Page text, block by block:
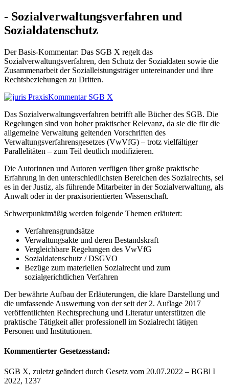
- Sozialverwaltungsverfahren und
Sozialdatenschutz
Der Basis-Kommentar: Das SGB X regelt das
Sozialverwaltungsverfahren, den Schutz der Sozialdaten sowie die
Zusammenarbeit der Sozialleistungsträger untereinander und ihre
Rechtsbeziehungen zu Dritten.
Das Sozialverwaltungsverfahren betrifft alle Bücher des SGB. Die
Regelungen sind von hoher praktischer Relevanz, da sie die für die
allgemeine Verwaltung geltenden Vorschriften des
Verwaltungsverfahrensgesetzes (VwVfG) – trotz vielfältiger
Parallelitäten – zum Teil deutlich modifizieren.
Die Autorinnen und Autoren verfügen über große praktische
Erfahrung in den unterschiedlichsten Bereichen des Sozialrechts, sei
es in der Justiz, als führende Mitarbeiter in der Sozialverwaltung, als
Anwalt oder in der praxisorientierten Wissenschaft.
Schwerpunktmäßig werden folgende Themen erläutert:
Verfahrensgrundsätze
Verwaltungsakte und deren Bestandskraft
Vergleichbare Regelungen des VwVfG
Sozialdatenschutz / DSGVO
Bezüge zum materiellen Sozialrecht und zum
sozialgerichtlichen Verfahren
Der bewährte Aufbau der Erläuterungen, die klare Darstellung und
die umfassende Auswertung von der seit der 2. Auflage 2017
veröffentlichten Rechtsprechung und Literatur unterstützen die
praktische Tätigkeit aller professionell im Sozialrecht tätigen
Personen und Institutionen.
Kommentierter Gesetzesstand:
SGB X, zuletzt geändert durch Gesetz vom 20.07.2022 – BGBl I
2022, 1237